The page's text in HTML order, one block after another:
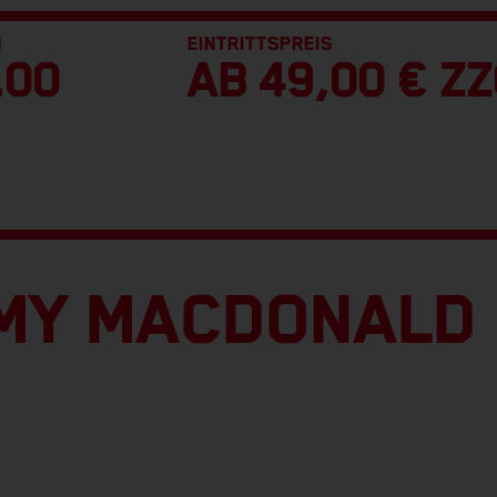
EINTRITTSPREIS
AB 49,00 €
MACDONALD